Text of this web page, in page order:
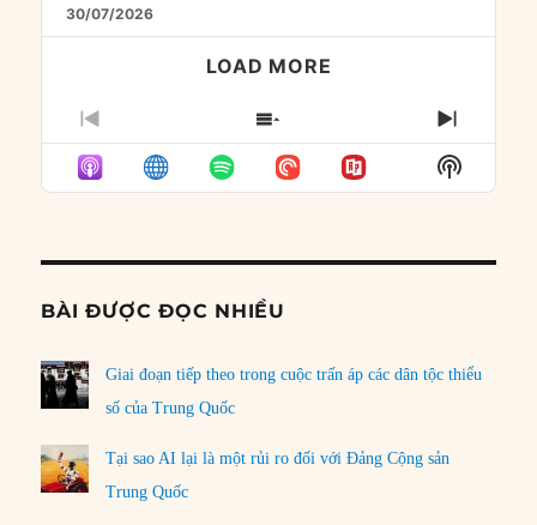
30/07/2026
LOAD MORE
PREVIOUS
EPISODE
SHOW
EPISODES
LIST
NEXT
Show
Podcast
BÀI ĐƯỢC ĐỌC NHIỀU
Giai đoạn tiếp theo trong cuộc trấn áp các dân tộc thiểu
số của Trung Quốc
Tại sao AI lại là một rủi ro đối với Đảng Cộng sản
Trung Quốc